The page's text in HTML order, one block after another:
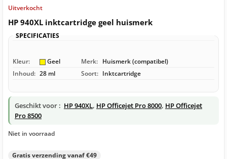
Uitverkocht
HP 940XL inktcartridge geel huismerk
SPECIFICATIES
Kleur: Geel Merk: Huismerk (compatibel)
Inhoud: 28 ml Soort: Inktcartridge
Geschikt voor : HP 940XL, HP Officejet Pro 8000, HP Officejet
Pro 8500
Niet in voorraad
Gratis verzending vanaf €49